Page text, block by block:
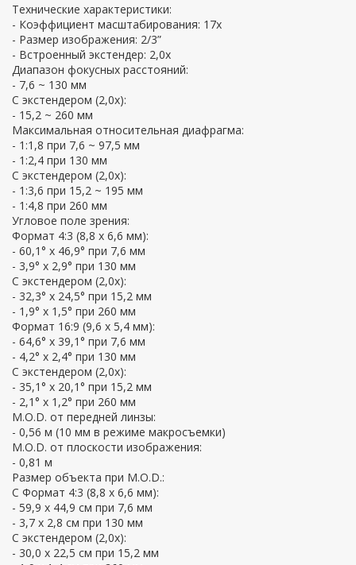
Технические характеристики:
- Коэффициент масштабирования: 17x
- Размер изображения: 2/3”
- Встроенный экстендер: 2,0x
Диапазон фокусных расстояний:
- 7,6 ~ 130 мм
С экстендером (2,0x):
- 15,2 ~ 260 мм
Максимальная относительная диафрагма:
- 1:1,8 при 7,6 ~ 97,5 мм
- 1:2,4 при 130 мм
С экстендером (2,0х):
- 1:3,6 при 15,2 ~ 195 мм
- 1:4,8 при 260 мм
Угловое поле зрения:
Формат 4:3 (8,8 х 6,6 мм):
- 60,1° x 46,9° при 7,6 мм
- 3,9° x 2,9° при 130 мм
С экстендером (2,0х):
- 32,3° x 24,5° при 15,2 мм
- 1,9° x 1,5° при 260 мм
Формат 16:9 (9,6 х 5,4 мм):
- 64,6° x 39,1° при 7,6 мм
- 4,2° x 2,4° при 130 мм
С экстендером (2,0х):
- 35,1° x 20,1° при 15,2 мм
- 2,1° x 1,2° при 260 мм
M.O.D. от передней линзы:
- 0,56 м (10 мм в режиме макросъемки)
M.O.D. от плоскости изображения:
- 0,81 м
Размер объекта при M.O.D.:
С Формат 4:3 (8,8 х 6,6 мм):
- 59,9 x 44,9 см при 7,6 мм
- 3,7 x 2,8 см при 130 мм
С экстендером (2,0х):
- 30,0 x 22,5 см при 15,2 мм